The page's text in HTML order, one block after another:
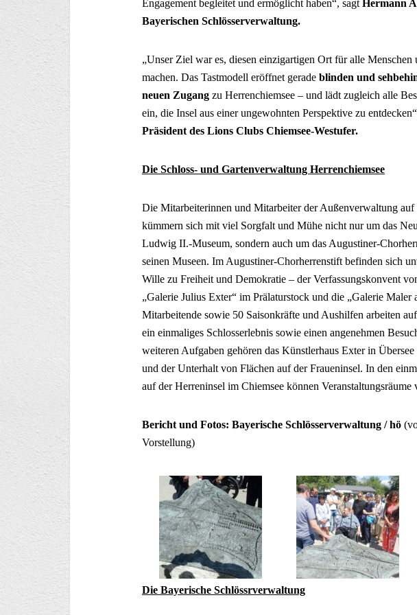
Engagement begleitet und ermöglicht haben“, sagt Hermann
Bayerischen Schlösserverwaltung.
„Unser Ziel war es, diesen einzigartigen Ort für alle Menschen
machen. Das Tastmodell eröffnet gerade blinden und
neuen Zugang zu Herrenchiemsee – und lädt zugleich alle
ein, die Insel aus einer ungewohnten Perspektive zu
Präsident des Lions Clubs Chiemsee-Westufer.
Die Schloss- und Gartenverwaltung Herrenchiemsee
Die Mitarbeiterinnen und Mitarbeiter der Außenverwaltung auf
kümmern sich mit viel Sorgfalt und Mühe nicht nur um das
Ludwig II.-Museum, sondern auch um das Augustiner-
seinen Museen. Im Augustiner-Chorherrenstift befinden sich
Wille zu Freiheit und Demokratie – der Verfassungskonvent
„Galerie Julius Exter“ im Prälaturstock und die „Galerie Maler
Mitarbeitende sowie 50 Saisonkräfte und Aushilfen arbeiten
ein einmaliges Schlosserlebnis sowie einen angenehmen
weiteren Aufgaben gehören das Künstlerhaus Exter in
und der Unterhalt von Flächen auf der Fraueninsel. In den
auf der Herreninsel im Chiemsee können
Bericht und Fotos: Bayerische Schlösserverwaltung / hö
Vorstellung)
Die Bayerische Schlössrverwaltung